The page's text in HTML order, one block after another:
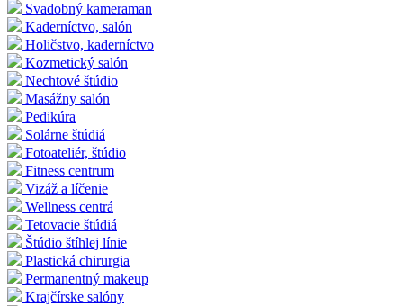
Svadobný kameraman
Kaderníctvo, salón
Holičstvo, kaderníctvo
Kozmetický salón
Nechtové štúdio
Masážny salón
Pedikúra
Solárne štúdiá
Fotoateliér, štúdio
Fitness centrum
Vizáž a líčenie
Wellness centrá
Tetovacie štúdiá
Štúdio štíhlej línie
Plastická chirurgia
Permanentný makeup
Krajčírske salóny